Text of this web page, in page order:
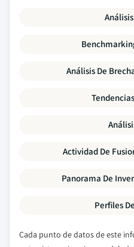
Análisis
Análisis De
Actividad De
Panorama De
Perfiles
Cada punto de datos de este